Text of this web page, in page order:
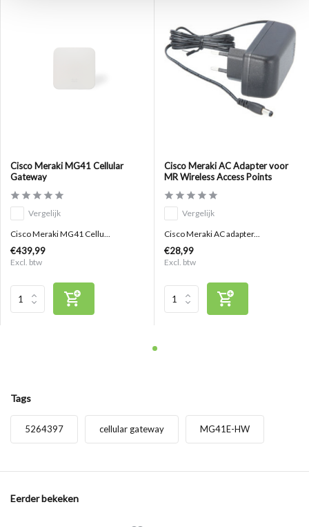
Cisco Meraki MG41 Cellular
Gateway
Vergelijk
Cisco Meraki MG41 Cellu...
€439,99
Excl. btw
Cisco Meraki AC Adapter voor
MR Wireless Access Points
Vergelijk
Cisco Meraki AC adapter...
€28,99
Excl. btw
Tags
5264397 cellular gateway MG41E-HW
Eerder bekeken